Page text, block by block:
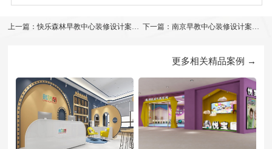
上一篇：快乐森林早教中心装修设计案例
下一篇：南京早教中心装修设计案例
更多相关精品案例 →